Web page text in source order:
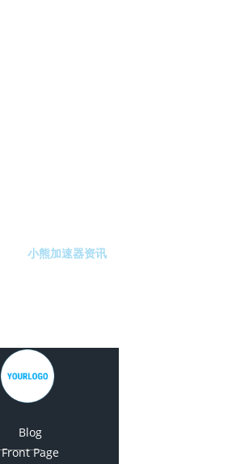
小熊加速器资讯
Blog
Front Page